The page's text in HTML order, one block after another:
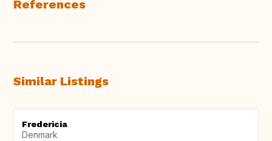
References
Similar Listings
Fredericia
Denmark